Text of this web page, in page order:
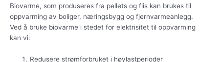
Biovarme, som produseres fra pellets og flis kan brukes til
oppvarming av boliger, næringsbygg og fjernvarmeanlegg.
Ved å bruke biovarme i stedet for elektrisitet til oppvarming
kan vi:
Redusere strømforbruket i høylastperioder